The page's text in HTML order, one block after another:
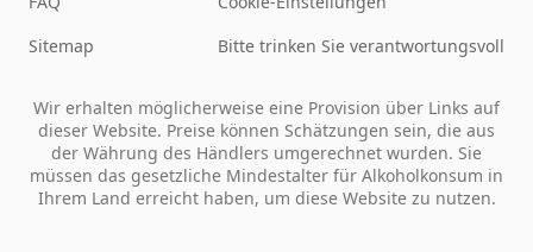
Sitemap
Bitte trinken Sie verantwortungsvoll
Wir erhalten möglicherweise eine Provision über Links auf
dieser Website. Preise können Schätzungen sein, die aus
der Währung des Händlers umgerechnet wurden. Sie
müssen das gesetzliche Mindestalter für Alkoholkonsum in
Ihrem Land erreicht haben, um diese Website zu nutzen.